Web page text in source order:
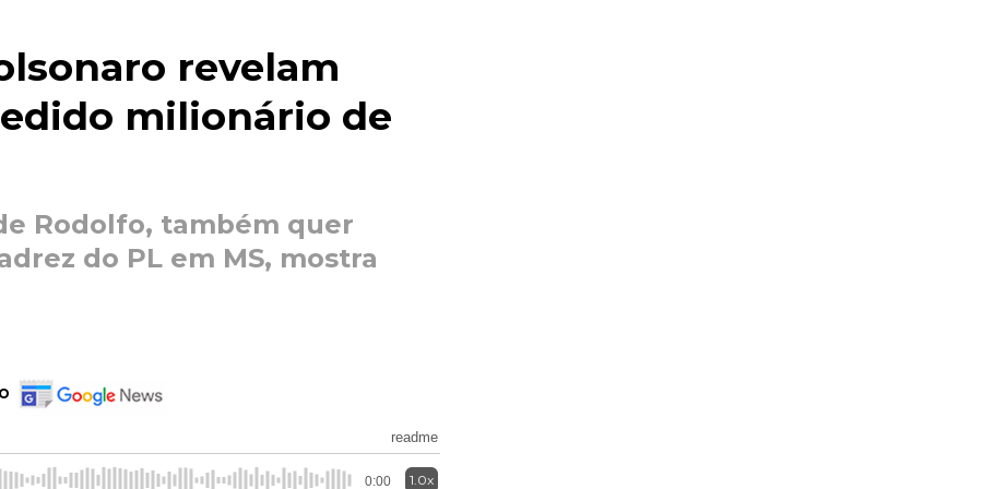
revelam
milionário de
Rodolfo, também quer
do PL em MS, mostra
readme
0:00 1.0x